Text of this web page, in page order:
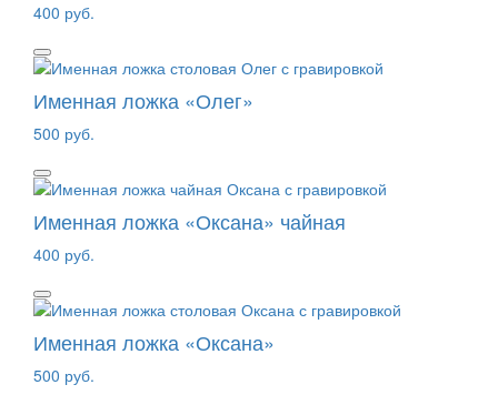
400 руб.
Именная ложка «Олег»
500 руб.
Именная ложка «Оксана» чайная
400 руб.
Именная ложка «Оксана»
500 руб.